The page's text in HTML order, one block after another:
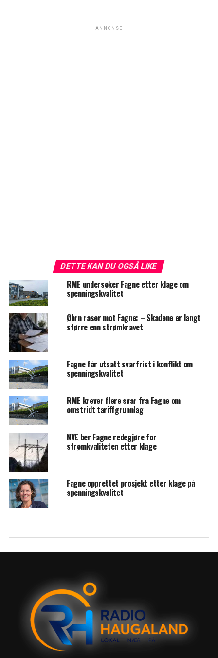
ANNONSE
DETTE KAN DU OGSÅ LIKE
RME undersøker Fagne etter klage om
spenningskvalitet
Øhrn raser mot Fagne: – Skadene er langt
større enn strømkravet
Fagne får utsatt svarfrist i konflikt om
spenningskvalitet
RME krever flere svar fra Fagne om
omstridt tariffgrunnlag
NVE ber Fagne redegjøre for
strømkvaliteten etter klage
Fagne opprettet prosjekt etter klage på
spenningskvalitet